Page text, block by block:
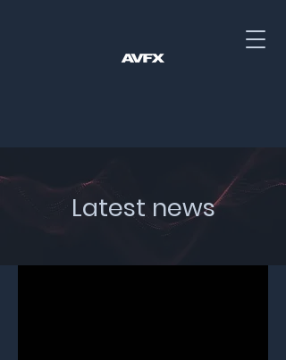
Latest news